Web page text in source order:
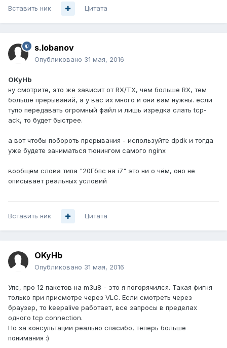
Вставить ник Цитата
s.lobanov
Опубликовано 31 мая, 2016
OKyHb
ну смотрите, это же зависит от RX/TX, чем больше RX, тем
больше прерываний, а у вас их много и они вам нужны. если
тупо передавать огромный файл и лишь изредка слать tcp-
ack, то будет быстрее.
а вот чтобы побороть прерывания - используйте dpdk и тогда
уже будете заниматься тюнингом самого nginx
вообщем слова типа "20Гбпс на i7" это ни о чём, оно не
описывает реальных условий
Вставить ник Цитата
OKyHb
Опубликовано 31 мая, 2016
Упс, про 12 пакетов на m3u8 - это я погорячился. Такая фигня
только при присмотре через VLC. Если смотреть через
браузер, то keepalive работает, все запросы в пределах
одного tcp connection.
Но за консультации реально спасибо, теперь больше
понимания :)